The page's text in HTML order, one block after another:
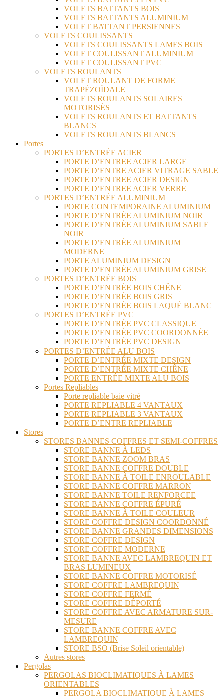
VOLETS BATTANTS BOIS
VOLETS BATTANTS ALUMINIUM
VOLET BATTANT PERSIENNES
VOLETS COULISSANTS
VOLETS COULISSANTS LAMES BOIS
VOLET COULISSANT ALUMINIUM
VOLET COULISSANT PVC
VOLETS ROULANTS
VOLET ROULANT DE FORME
TRAPÉZOÏDALE
VOLETS ROULANTS SOLAIRES
MOTORISÉS
VOLETS ROULANTS ET BATTANTS
BLANCS
VOLETS ROULANTS BLANCS
Portes
PORTES D’ENTRÉE ACIER
PORTE D’ENTREE ACIER LARGE
PORTE D’ENTRE ACIER VITRAGE SABLE
PORTE D’ENTREE ACIER DESIGN
PORTE D’ENTREE ACIER VERRE
PORTES D’ENTRÉE ALUMINIUM
PORTE CONTEMPORAINE ALUMINIUM
PORTE D’ENTRÉE ALUMINIUM NOIR
PORTE D’ENTRÉE ALUMINIUM SABLE
NOIR
PORTE D’ENTRÉE ALUMINIUM
MODERNE
PORTE ALUMINIUM DESIGN
PORTE D’ENTRÉE ALUMINIUM GRISE
PORTES D’ENTRÉE BOIS
PORTE D’ENTRÉE BOIS CHÊNE
PORTE D’ENTRÉE BOIS GRIS
PORTE D’ENTRÉE BOIS LAQUÉ BLANC
PORTES D’ENTRÉE PVC
PORTE D’ENTRÉE PVC CLASSIQUE
PORTE D’ENTRÉE PVC COORDONNÉE
PORTE D’ENTRÉE PVC DESIGN
PORTES D’ENTRÉE ALU BOIS
PORTE D’ENTRÉE MIXTE DESIGN
PORTE D’ENTRÉE MIXTE CHÊNE
PORTE ENTRÉE MIXTE ALU BOIS
Portes Repliables
Porte repliable baie vitré
PORTE REPLIABLE 4 VANTAUX
PORTE REPLIABLE 3 VANTAUX
PORTE D’ENTRE REPLIABLE
Stores
STORES BANNES COFFRES ET SEMI-COFFRES
STORE BANNE À LEDS
STORE BANNE ZOOM BRAS
STORE BANNE COFFRE DOUBLE
STORE BANNE À TOILE ENROULABLE
STORE BANNE COFFRE MARRON
STORE BANNE TOILE RENFORCEE
STORE BANNE COFFRE ÉPURÉ
STORE BANNE À TOILE COULEUR
STORE COFFRE DESIGN COORDONNÉ
STORE BANNE GRANDES DIMENSIONS
STORE COFFRE DESIGN
STORE COFFRE MODERNE
STORE BANNE AVEC LAMBREQUIN ET
BRAS LUMINEUX
STORE BANNE COFFRE MOTORISÉ
STORE COFFRE LAMBREQUIN
STORE COFFRE FERMÉ
STORE COFFRE DÉPORTÉ
STORE COFFRE AVEC ARMATURE SUR-
MESURE
STORE BANNE COFFRE AVEC
LAMBREQUIN
STORE BSO (Brise Soleil orientable)
Autres stores
Pergolas
PERGOLAS BIOCLIMATIQUES À LAMES
ORIENTABLES
PERGOLA BIOCLIMATIQUE À LAMES